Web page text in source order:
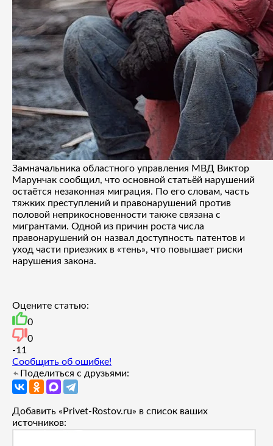
Замначальника областного управления МВД Виктор
Марунчак сообщил, что основной статьёй нарушений
остаётся незаконная миграция. По его словам, часть
тяжких преступлений и правонарушений против
половой неприкосновенности также связана с
мигрантами. Одной из причин роста числа
правонарушений он назвал доступность патентов и
уход части приезжих в «тень», что повышает риски
нарушения закона.
Оцените статью:
0
0
-1 1
Сообщить об ошибке!
Поделиться с друзьями:
Добавить «Privet-Rostov.ru» в список ваших
источников: